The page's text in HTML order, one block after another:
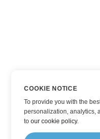
COOKIE NOTICE
To provide you with the
personalization, analytics,
toour cookie policy.